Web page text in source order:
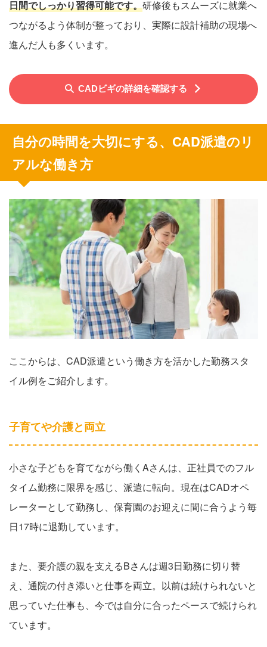
日間でしっかり習得可能です。研修後もスムーズに就業へ
つながるよう体制が整っており、実際に設計補助の現場へ
進んだ人も多くいます。
CADビギの詳細を確認する
自分の時間を大切にする、CAD派遣のリ
アルな働き方
ここからは、CAD派遣という働き方を活かした勤務スタ
イル例をご紹介します。
子育てや介護と両立
小さな子どもを育てながら働くAさんは、正社員でのフル
タイム勤務に限界を感じ、派遣に転向。現在はCADオペ
レーターとして勤務し、保育園のお迎えに間に合うよう毎
日17時に退勤しています。
また、要介護の親を支えるBさんは週3日勤務に切り替
え、通院の付き添いと仕事を両立。以前は続けられないと
思っていた仕事も、今では自分に合ったペースで続けられ
ています。